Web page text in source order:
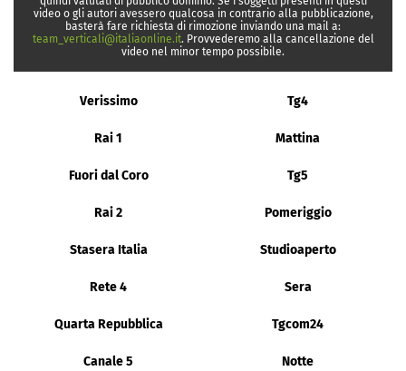
video o gli autori avessero qualcosa in contrario alla pubblicazione,
basterà fare richiesta di rimozione inviando una mail a:
team_verticali@italiaonline.it. Provvederemo alla cancellazione del
video nel minor tempo possibile.
Verissimo Tg4
Rai 1 Mattina
Fuori dal Coro Tg5
Rai 2 Pomeriggio
Stasera Italia Studioaperto
Rete 4 Sera
Quarta Repubblica Tgcom24
Canale 5 Notte